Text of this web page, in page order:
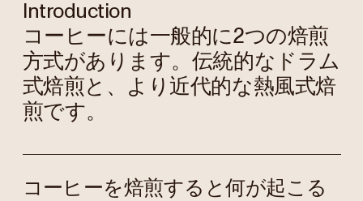
Introduction
コーヒーには一般的に2つの焙煎
方式があります。伝統的なドラム
式焙煎と、より近代的な熱風式焙
煎です。
コーヒーを焙煎すると何が起こる